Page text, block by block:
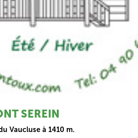
SEREIN
Vaucluse à 1410 m.